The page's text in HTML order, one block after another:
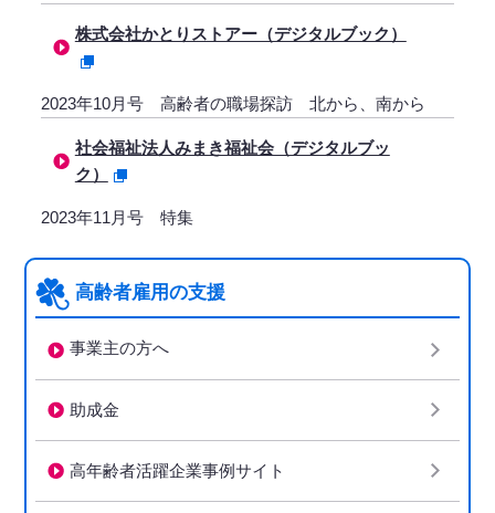
株式会社かとりストアー（デジタルブック）
2023年10月号 高齢者の職場探訪 北から、南から
社会福祉法人みまき福祉会（デジタルブッ
ク）
2023年11月号 特集
高齢者雇用の支援
事業主の方へ
助成金
高年齢者活躍企業事例サイト